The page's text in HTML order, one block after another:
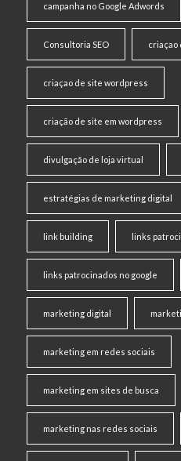
campanha no Google Adwords
Consultoria SEO criaçao
criaçao de site wordpress
criação de site em wordpress
divulgação de loja virtual
estratégias de marketing digital
link building links
links patrocinados no google
marketing digital
marketing em redes sociais
marketing em sites de busca
marketing nas redes sociais